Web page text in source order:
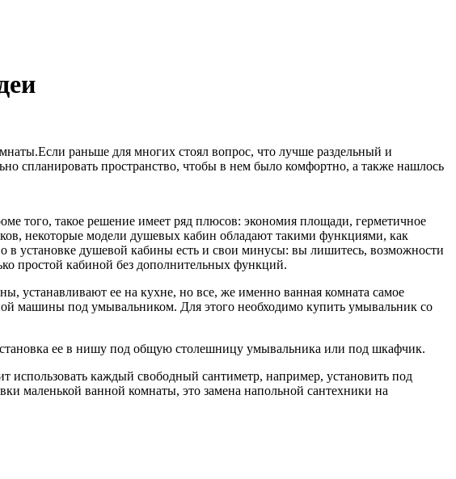
Если раньше для многих стоял вопрос, что лучше раздельный и
спланировать пространство, чтобы в нем было комфортно, а также нашлось
того, такое решение имеет ряд плюсов: экономия площади, герметичное
некоторые модели душевых кабин обладают такими функциями, как
в установке душевой кабины есть и свои минусы: вы лишитесь, возможности
простой кабиной без дополнительных функций.
устанавливают ее на кухне, но все, же именно ванная комната самое
машины под умывальником. Для этого необходимо купить умывальник со
ее в нишу под общую столешницу умывальника или под шкафчик.
использовать каждый свободный сантиметр, например, установить под
маленькой ванной комнаты, это замена напольной сантехники на